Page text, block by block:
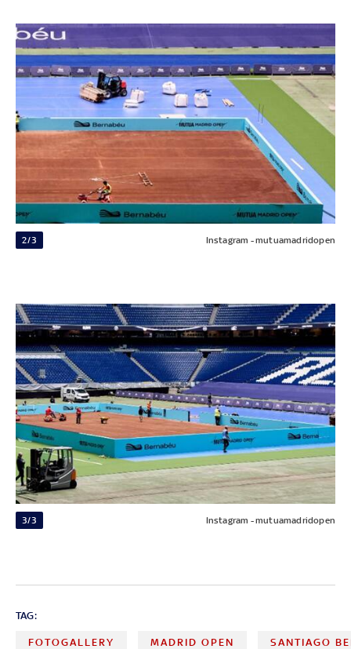
2/3 Instagram - mutuamadridopen
3/3 Instagram - mutuamadridopen
TAG:
FOTOGALLERY MADRID OPEN SANTIAGO